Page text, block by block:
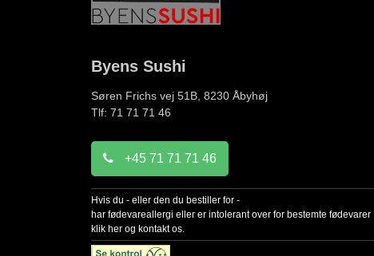
Byens Sushi
Søren Frichs vej 51B, 8230 Åbyhøj
Tlf: 71 71 71 46
+45 71 71 71 46
Hvis du - eller den du bestiller for -
har fødevareallergi eller er intolerant over for bestemte fødevarer
klik her og kontakt os.